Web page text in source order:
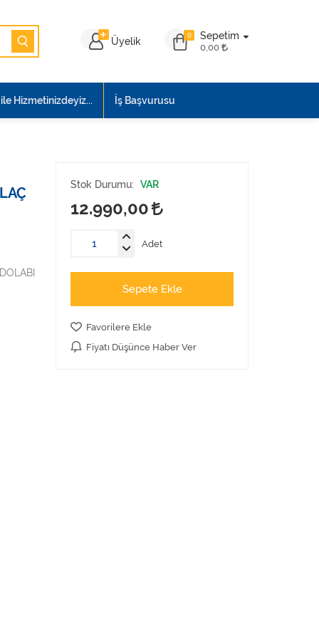
0 Sepetim
0,00
Üyelik
Hizmetinizdeyiz... İş Başvurusu
Stok Durumu: VAR
12.990,00
Adet
Sepete Ekle
Favorilere Ekle
Fiyatı Düşünce Haber Ver